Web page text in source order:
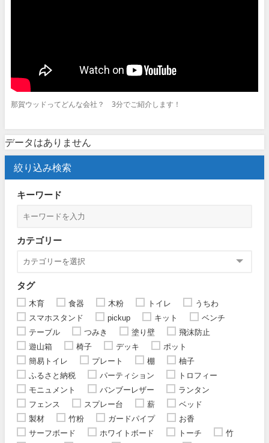
那賀ウッドってどんな会社？ 3分でご紹介します！
データはありません
絞り込み検索
キーワード
カテゴリー
タグ
木育 食器 木粉 トイレ
うちわ
スマホスタンド
pickup キット
ベンチ
テーブル
つみき 塗り壁
飛沫防止
遊山箱
椅子 デッキ
ポット
簡易トイレ
プレート 棚
柚子
ふるさと納税
パーティション
トロフィー
モニュメント
バンブーレザー
ランタン
フェンス
スプレー台 薪
ベッド
製材
竹粉 ガードパイプ
お香
サーフボード
ホワイトボード トーチ
竹